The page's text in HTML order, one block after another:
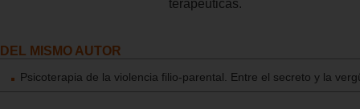
terapéuticas.
DEL MISMO AUTOR
Psicoterapia de la violencia filio-parental. Entre el secreto y la